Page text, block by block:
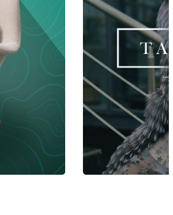
Кейс: почата
з
клієнтом